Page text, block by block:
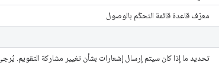
معرّف قاعدة قائمة التحكّم بالوصول
تحديد ما إذا كان سيتم إرسال إشعارات بشأن تغيير مشاركة التقويم.